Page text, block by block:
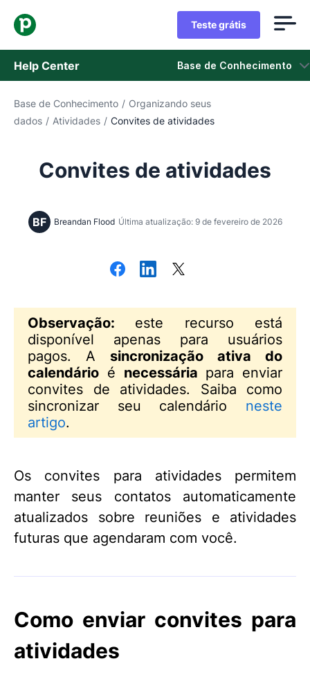
Teste grátis
Help Center Base de Conhecimento
Base de Conhecimento
Fale com o Suporte
Base de Conhecimento / Organizando seus
dados / Atividades / Convites de atividades
Convites de atividades
BF Breandan Flood Última atualização: 9 de fevereiro de 2026
Observação: este recurso está
disponível apenas para usuários
pagos. A sincronização ativa do
calendário é necessária para enviar
convites de atividades. Saiba como
sincronizar seu calendário neste
artigo.
Os convites para atividades permitem
manter seus contatos automaticamente
atualizados sobre reuniões e atividades
futuras que agendaram com você.
Como enviar convites para
atividades